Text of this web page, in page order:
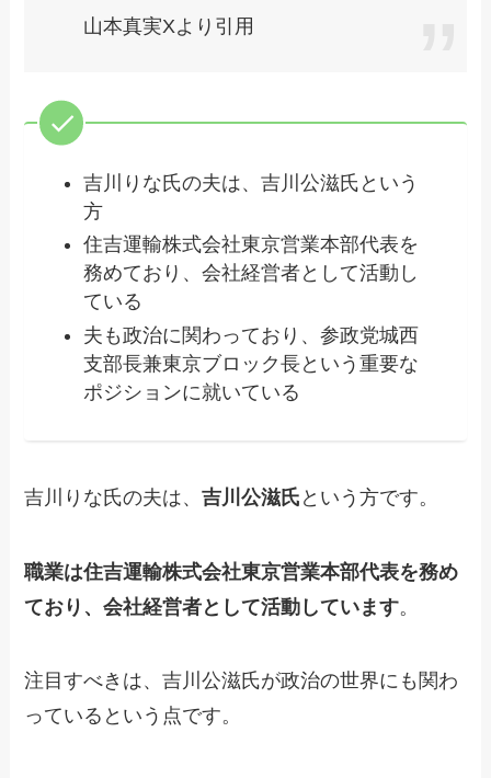
山本真実Xより引用
吉川りな氏の夫は、吉川公滋氏という
方
住吉運輸株式会社東京営業本部代表を
務めており、会社経営者として活動し
ている
夫も政治に関わっており、参政党城西
支部長兼東京ブロック長という重要な
ポジションに就いている
吉川りな氏の夫は、吉川公滋氏 という方です。
職業は住吉運輸株式会社東京営業本部代表を務め
ており、会社経営者として活動しています。
注目すべきは、吉川公滋氏が政治の世界にも関わ
っているという点です。